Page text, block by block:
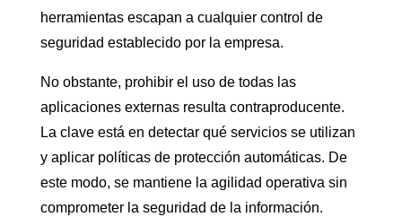
herramientas escapan a cualquier control de
seguridad establecido por la empresa.
No obstante, prohibir el uso de todas las
aplicaciones externas resulta contraproducente.
La clave está en detectar qué servicios se utilizan
y aplicar políticas de protección automáticas. De
este modo, se mantiene la agilidad operativa sin
comprometer la seguridad de la información.